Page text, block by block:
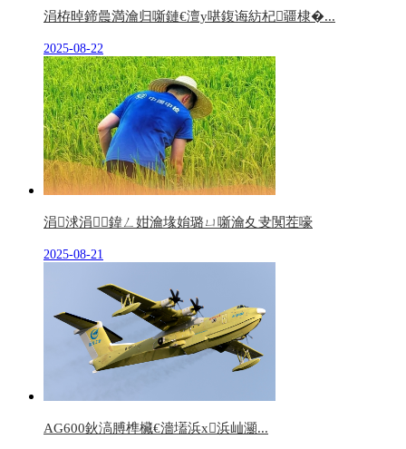
涓栫晫鍗曟満瀹归噺鏈€澶у啿鍑诲紡杞疆棣�...
2025-08-22
涓浗涓鍏ㄥ姏瀹堟姢璐ㄩ噺瀹夊叏闃茬嚎
2025-08-21
AG600鈥滈膊榫欌€濇壒浜х浜屾灦...